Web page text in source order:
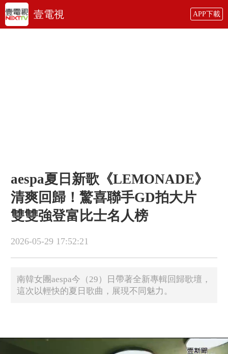
壹電視 APP下載
aespa夏日新歌《LEMONADE》
清爽回歸！驚喜聯手GD拍大片
雙雙強登富比士名人榜
2026-05-29 17:52:21
南韓女團aespa今（29）日帶著全新專輯回歸歌壇，
這次以輕快的夏日歌曲，展現不同魅力。